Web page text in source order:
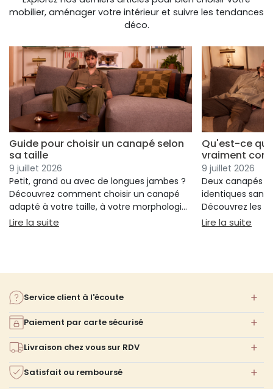
mobilier, aménager votre intérieur et suivre les tendances
déco.
Guide pour choisir un canapé selon
sa taille
9 juillet 2026
Petit, grand ou avec de longues jambes ?
Découvrez comment choisir un canapé
adapté à votre taille, à votre morphologie
et à votre confort.
Lire la suite : Guide pour choisir un canapé selon sa taille
Qu'est-ce qui
vraiment
9 juillet 2026
Deux canapés
identiques
Découvrez les
réellement
Lire la suite
Service client à l'écoute
Paiement par carte sécurisé
Livraison chez vous sur RDV
Satisfait ou remboursé